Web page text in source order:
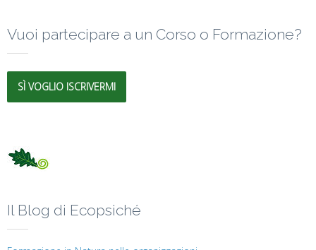
Vuoi partecipare a un Corso o Formazione?
SÌ VOGLIO ISCRIVERMI
Il Blog di Ecopsiché